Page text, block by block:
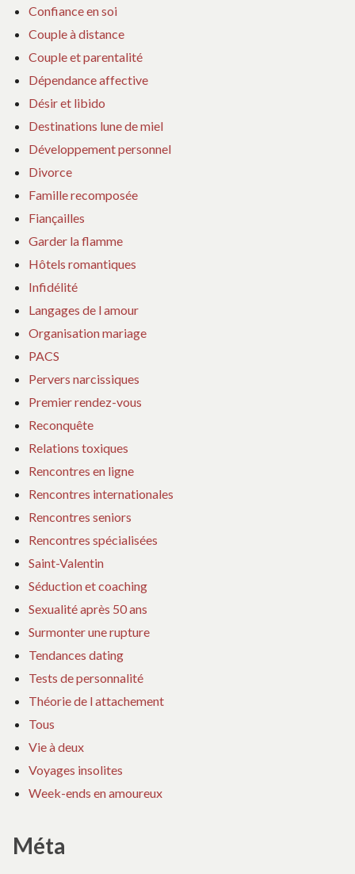
Confiance en soi
Couple à distance
Couple et parentalité
Dépendance affective
Désir et libido
Destinations lune de miel
Développement personnel
Divorce
Famille recomposée
Fiançailles
Garder la flamme
Hôtels romantiques
Infidélité
Langages de l amour
Organisation mariage
PACS
Pervers narcissiques
Premier rendez-vous
Reconquête
Relations toxiques
Rencontres en ligne
Rencontres internationales
Rencontres seniors
Rencontres spécialisées
Saint-Valentin
Séduction et coaching
Sexualité après 50 ans
Surmonter une rupture
Tendances dating
Tests de personnalité
Théorie de l attachement
Tous
Vie à deux
Voyages insolites
Week-ends en amoureux
Méta